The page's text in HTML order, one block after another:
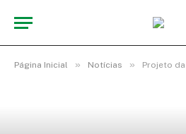
Página Inicial » Notícias » Projeto da CNM